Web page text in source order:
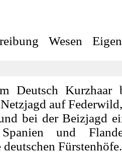
Wesen
Deutsch Kurzhaar
auf
bei der Beizjagd
und
Fürstenhöfe.